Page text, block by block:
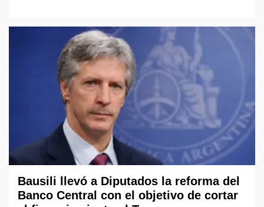
Bausili llevó a Diputados la reforma del
Banco Central con el objetivo de cortar